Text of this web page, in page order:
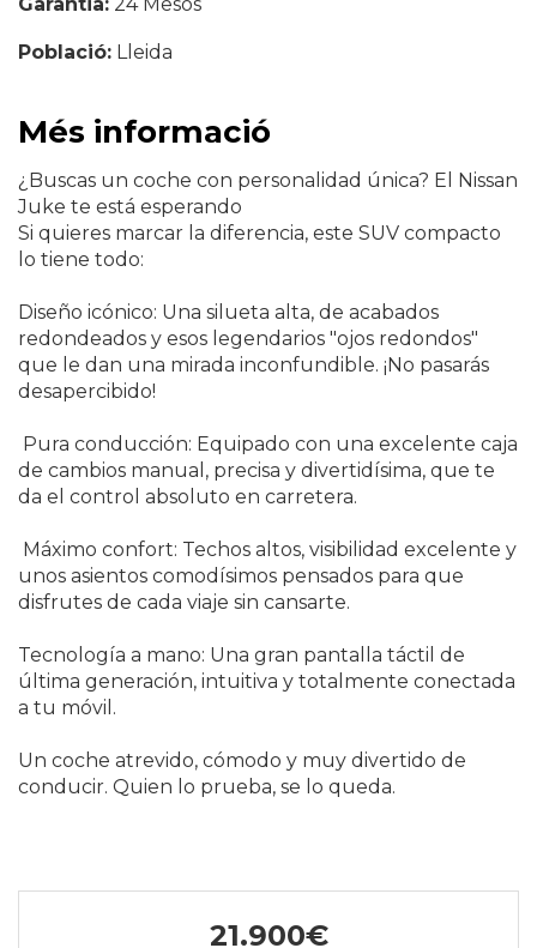
Població: Lleida
Més informació
¿Buscas un coche con personalidad única? El Nissan
Juke te está esperando
Si quieres marcar la diferencia, este SUV compacto
lo tiene todo:
Diseño icónico: Una silueta alta, de acabados
redondeados y esos legendarios "ojos redondos"
que le dan una mirada inconfundible. ¡No pasarás
desapercibido!
️ Pura conducción: Equipado con una excelente caja
de cambios manual, precisa y divertidísima, que te
da el control absoluto en carretera.
️ Máximo confort: Techos altos, visibilidad excelente y
unos asientos comodísimos pensados para que
disfrutes de cada viaje sin cansarte.
Tecnología a mano: Una gran pantalla táctil de
última generación, intuitiva y totalmente conectada
a tu móvil.
Un coche atrevido, cómodo y muy divertido de
conducir. Quien lo prueba, se lo queda.
21.900€